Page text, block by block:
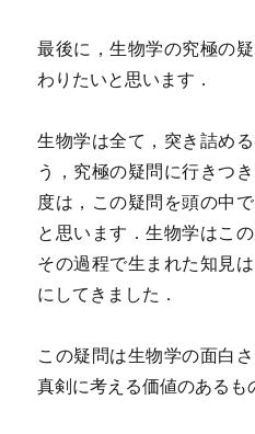
最後に，生物学の究極の
わりたいと思います．
生物学は全て，突き詰め
う，究極の疑問に行きつ
度は，この疑問を頭の中
と思います．生物学はこ
その過程で生まれた知見
にしてきました．
この疑問は生物学の面白
真剣に考える価値のあるも